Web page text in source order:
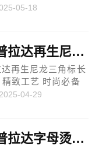
定制系列款式：防
细腻柔软，舒适透
05-18
PRADA普拉达再生尼龙三角标长裤
再生尼龙三角标长
致工艺 时尚必备
款PRADA尼龙三角
求，又体现了环保
2025-04-29
PRADA普拉达字母烫图衬衫